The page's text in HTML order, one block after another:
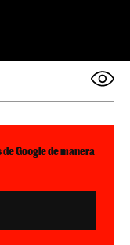
Google de manera